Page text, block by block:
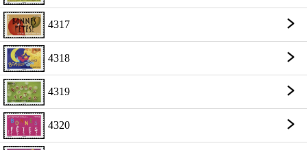
4317
4318
4319
4320